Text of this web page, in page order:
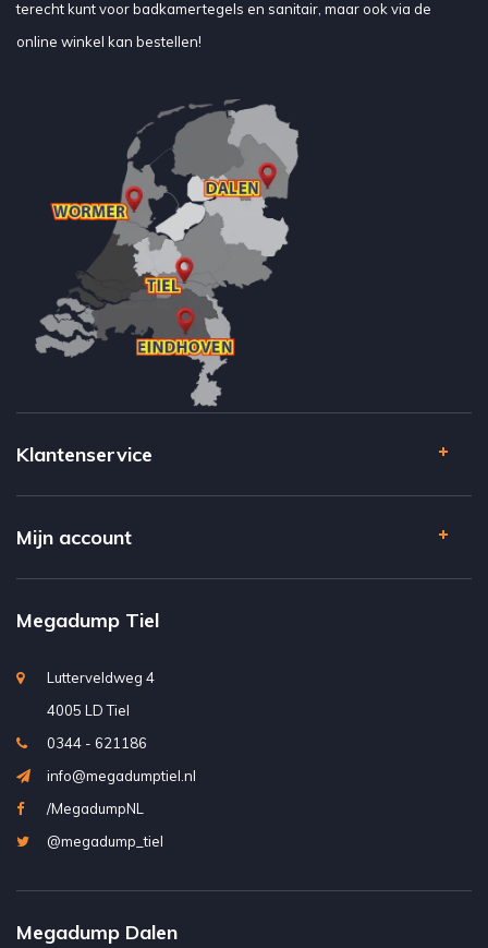
terecht kunt voor badkamertegels en sanitair, maar ook via de
online winkel kan bestellen!
Klantenservice
Mijn account
Megadump Tiel
Lutterveldweg 4
4005 LD Tiel
0344 - 621186
info@megadumptiel.nl
/MegadumpNL
@megadump_tiel
Megadump Dalen